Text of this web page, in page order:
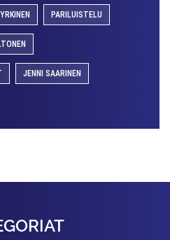
PARILUISTELU
JENNI SAARINEN